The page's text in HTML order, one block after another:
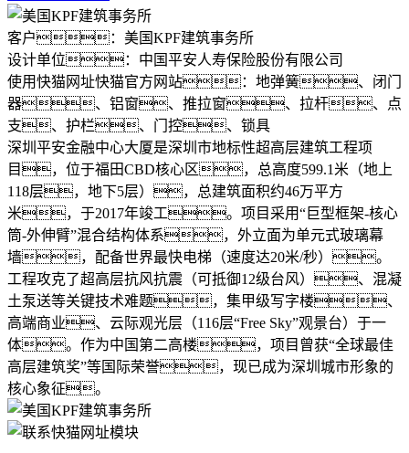
客户： 美国KPF建筑事务所
设计单位： 中国平安人寿保险股份有限公司
使用快猫网址快猫官方网站： 地弹簧、闭门
器、铝窗、推拉窗、拉杆、点
支、护栏、门控、锁具
深圳平安金融中心大厦是深圳市地标性超高层建筑工程项
目，位于福田CBD核心区，总高度599.1米（地上
118层，地下5层），总建筑面积约46万平方
米，于2017年竣工。项目采用“巨型框架-核心
筒-外伸臂”混合结构体系，外立面为单元式玻璃幕
墙，配备世界最快电梯（速度达20米/秒）。
工程攻克了超高层抗风抗震（可抵御12级台风）、混凝
土泵送等关键技术难题，集甲级写字楼、
高端商业、云际观光层（116层“Free Sky”观景台）于一
体。作为中国第二高楼，项目曾获“全球最佳
高层建筑奖”等国际荣誉，现已成为深圳城市形象的
核心象征。